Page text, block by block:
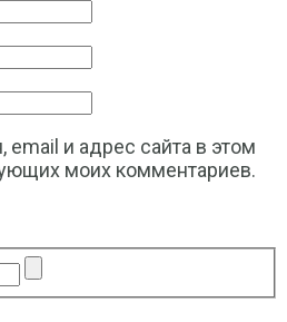
email и адрес сайта в этом
моих комментариев.